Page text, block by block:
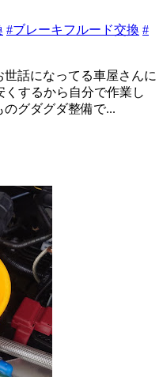
#ブレーキフルード交換 #
話になってる車屋さんに
くするから自分で作業し
グダグダ整備で...